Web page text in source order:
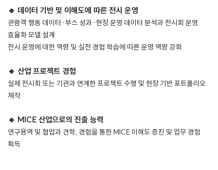
🔹 데이터 기반 및 이해도에 따른 전시 운영
관람객 행동 데이터·부스 성과·현장 운영 데이터 분석과 전시회 운영
효율화 모델 설계
전시 운영에 대한 역량 및 실전 경험 학습에 따른 운영 역량 강화
🔹 산업 프로젝트 경험
실제 전시회 또는 기관과 연계한 프로젝트 수행 및 현장 기반 포트폴리오
제작
🔹 MICE 산업으로의 진출 능력
연구용역 및 협업과 견학, 경험을 통한 MICE 이해도 증진 및 업무 경험
획득